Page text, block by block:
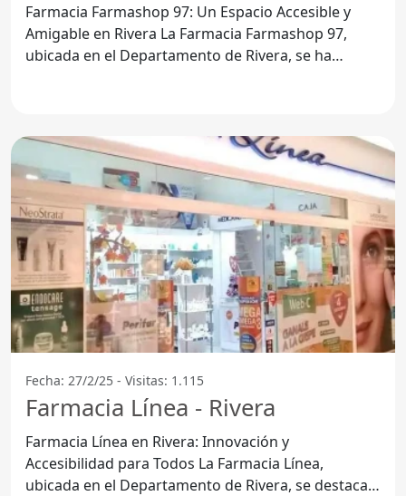
Farmacia Farmashop 97: Un Espacio Accesible y
Amigable en Rivera La Farmacia Farmashop 97,
ubicada en el Departamento de Rivera, se ha
Fecha: 27/2/25 - Visitas: 1.115
Farmacia Línea - Rivera
Farmacia Línea en Rivera: Innovación y
Accesibilidad para Todos La Farmacia Línea,
ubicada en el Departamento de Rivera, se destaca